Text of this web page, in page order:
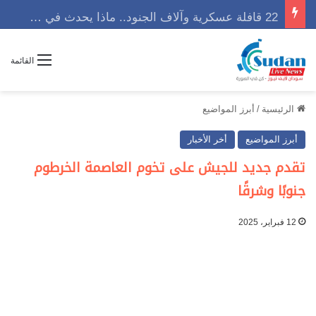
القائمة
الرئيسية / أبرز المواضيع
أبرز المواضيع أخر الأخبار
تقدم جديد للجيش على تخوم العاصمة الخرطوم
جنوبًا وشرقًا
12 فبراير، 2025